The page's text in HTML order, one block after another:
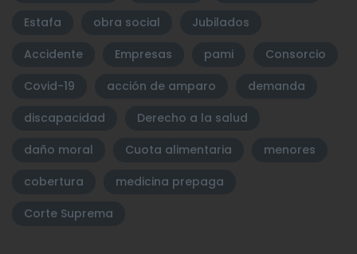
Estafa
obra social
Jubilados
Accidente
Empresas pami
Consorcio
Covid-19
acción de amparo
demanda
discapacidad
Derecho a la salud
daño moral
Cuota alimentaria
menores
cobertura
medicina prepaga
Corte Suprema